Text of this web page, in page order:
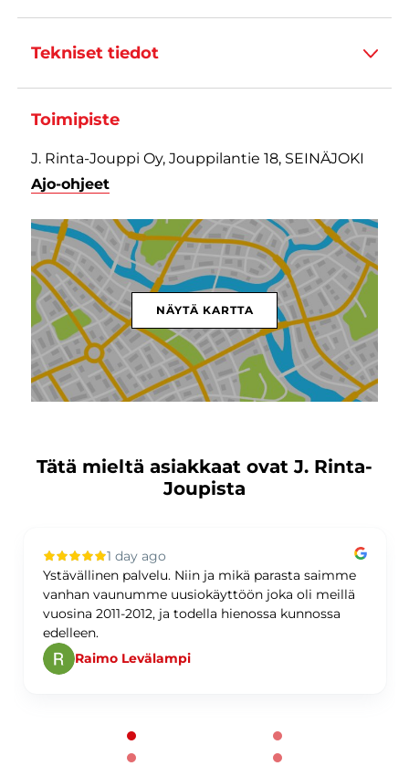
Tekniset tiedot
Toimipiste
J. Rinta-Jouppi Oy, Jouppilantie 18, SEINÄJOKI
Ajo-ohjeet
NÄYTÄ KARTTA
Tätä mieltä asiakkaat ovat J. Rinta-
Joupista
1 day ago
Ystävällinen palvelu. Niin ja mikä parasta saimme
vanhan vaunumme uusiokäyttöön joka oli meillä
vuosina 2011-2012, ja todella hienossa kunnossa
edelleen.
Raimo Levälampi